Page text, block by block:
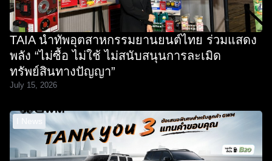
TAIA นำทัพอุตสาหกรรมยานยนต์ไทย ร่วมแสดง
พลัง “ไม่ซื้อ ไม่ใช้ ไม่สนับสนุนการละเมิด
ทรัพย์สินทางปัญญา”
July 15, 2026
I News